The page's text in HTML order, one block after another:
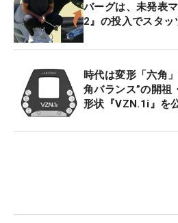
バーグは、未発表
2』の投入でスタッ
時代は変形「六角
角バランス”の開祖
形状『VZN.1i』を